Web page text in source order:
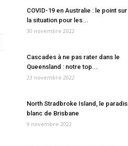
COVID-19 en Australie : le point sur
la situation pour les...
30 novembre 2022
Cascades à ne pas rater dans le
Queensland : notre top...
23 novembre 2022
North Stradbroke Island, le paradis
blanc de Brisbane
9 novembre 2022